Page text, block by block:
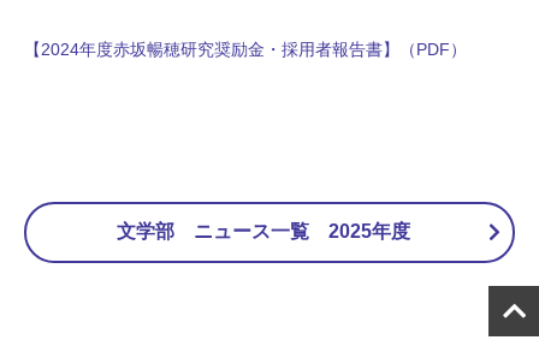
【2024年度赤坂暢穂研究奨励金・採用者報告書】（PDF）
文学部 ニュース一覧 2025年度